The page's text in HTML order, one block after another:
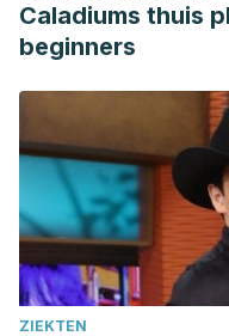
Caladiums thuis
beginners
ZIEKTEN